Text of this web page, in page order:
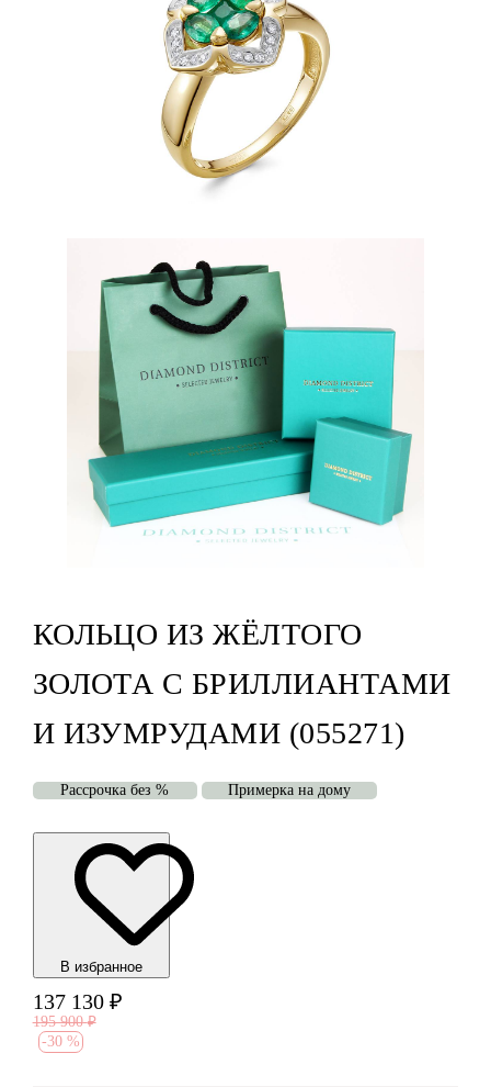
КОЛЬЦО ИЗ ЖЁЛТОГО
ЗОЛОТА С БРИЛЛИАНТАМИ
И ИЗУМРУДАМИ (055271)
Рассрочка без % Примерка на дому
В избранноe
137 130 ₽
195 900 ₽
-30 %